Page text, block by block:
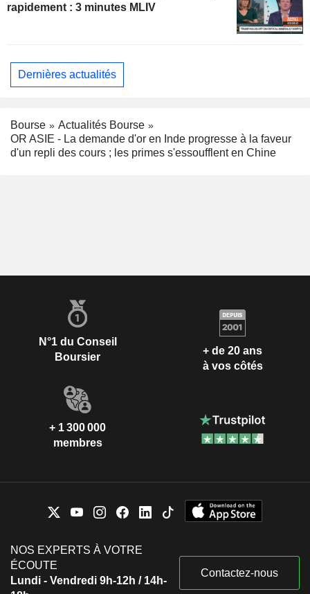
rapidement : 3 minutes MLIV
Dernières actualités
Bourse
Actualités Bourse
OR ASIE - La demande d'or en Inde progresse à la faveur
d'un repli des cours ; les primes s'essoufflent en Chine
N°1 du Conseil
Boursier
+ de 20 ans
à vos côtés
+ 1 300 000
membres
NOS EXPERTS À VOTRE
ÉCOUTE
Lundi - Vendredi 9h-12h / 14h-
Contactez-nous